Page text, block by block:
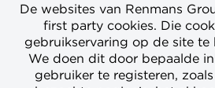
De websites van Renmans
first party cookies. Die
gebruikservaring op de site te
We doen dit door bepaalde
gebruiker te registeren,